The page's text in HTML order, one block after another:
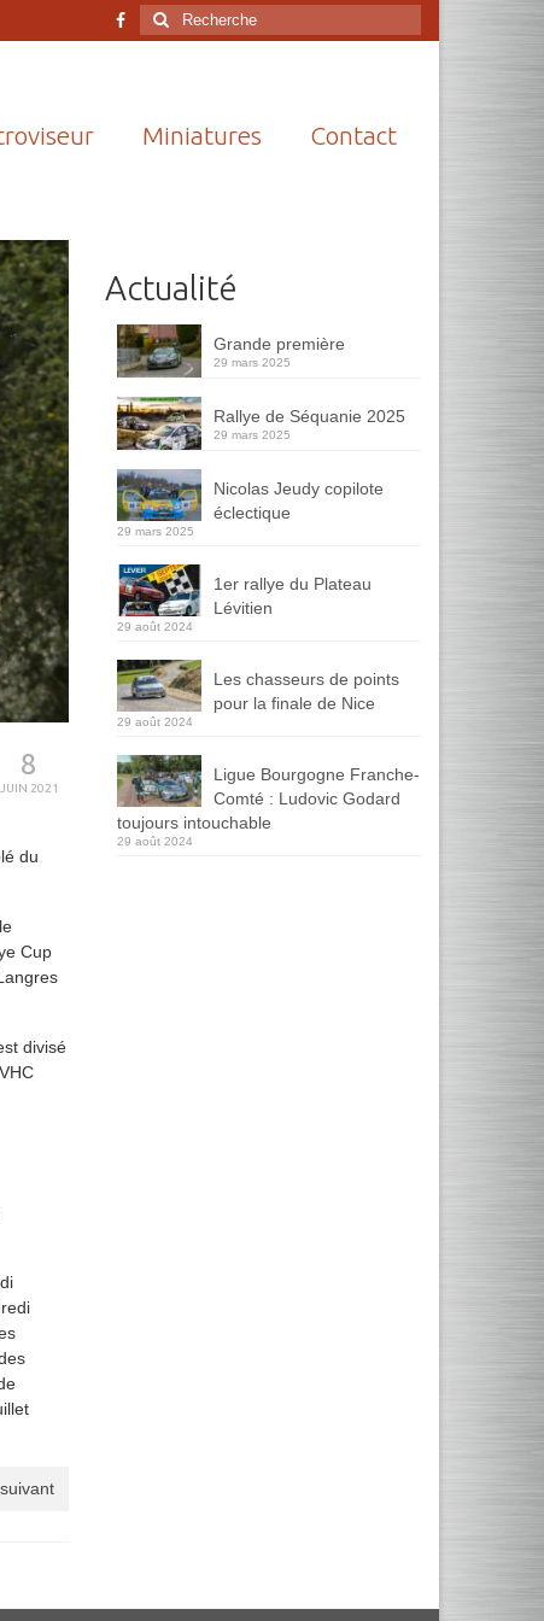
Rechercher
:
Miniatures Contact
8
JUIN 2021
du
Cup
divisé
Actualité
Grande première
29 mars 2025
Rallye de Séquanie 2025
29 mars 2025
Nicolas Jeudy copilote
éclectique
29 mars 2025
1er rallye du Plateau
Lévitien
29 août 2024
Les chasseurs de points
pour la finale de Nice
29 août 2024
Ligue Bourgogne Franche-
Comté : Ludovic Godard
toujours intouchable
29 août 2024